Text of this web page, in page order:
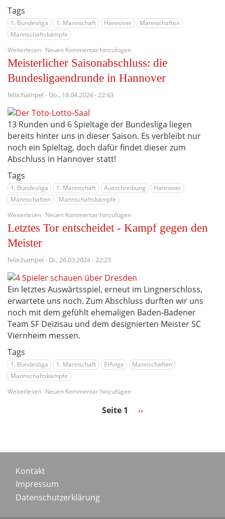
Tags
1. Bundesliga 1. Mannschaft Hannover
Mannschaften
Mannschaftskämpfe
Weiterlesen über
Ein
letztes
Mal
Ausrufezeichen
setzen
Bundesligafinale
Hannover
Neuen Kommentar hinzufügen
Meisterlicher Saisonabschluss: die
Bundesligaendrunde in Hannover
felix.hampel - Do., 18.04.2024 - 22:43
13 Runden und 6 Spieltage der Bundesliga liegen
bereits hinter uns in dieser Saison. Es verbleibt nur
noch ein Spieltag, doch dafür findet dieser zum
Abschluss in Hannover statt!
Tags
1. Bundesliga 1. Mannschaft Ausschreibung
Hannover
Mannschaften
Mannschaftskämpfe
Weiterlesen über
Saisonabschluss:
die
in
Neuen Kommentar hinzufügen
Letztes Tor entscheidet - Kampf gegen den
Meister
felix.hampel - Di., 26.03.2024 - 22:23
Ein letztes Auswärtsspiel, erneut im Lingnerschloss,
erwartete uns noch. Zum Abschluss durften wir uns
noch mit dem gefühlt ehemaligen Baden-Badener
Team SF Deizisau und dem designierten Meister SC
Viernheim messen.
Tags
1. Bundesliga 1. Mannschaft Erfolge
Mannschaften
Mannschaftskämpfe
Weiterlesen über
den
Neuen Kommentar hinzufügen
Seite 1
Nächste
››
Footer
menu
Kontakt
Impressum
Datenschutzerklärung